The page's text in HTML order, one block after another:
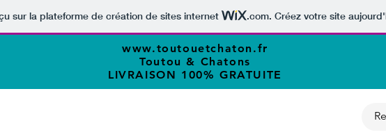
sur la plateforme de création de sites internet .com. Créez votre site
www.toutouetchaton.fr
Toutou & Chatons
LIVRAISON 100% GRATUITE